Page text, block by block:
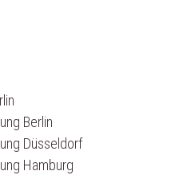
Berlin
Düsseldorf
Hamburg